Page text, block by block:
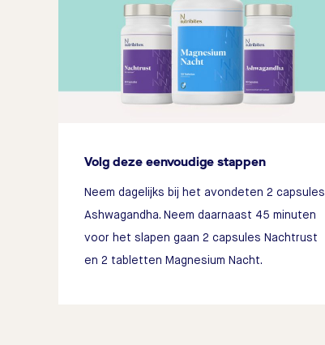
Volg deze eenvoudige stappen
Neem dagelijks bij het avondeten 2 capsules
Ashwagandha. Neem daarnaast 45 minuten
voor het slapen gaan 2 capsules Nachtrust
en 2 tabletten Magnesium Nacht.